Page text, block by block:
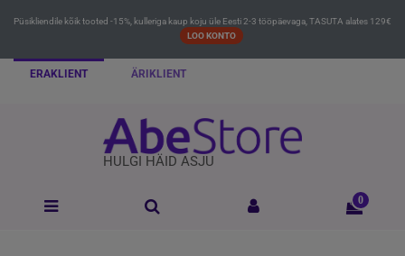
Püsikliendile kõik tooted -15%, kulleriga kaup koju üle Eesti 2-3 tööpäevaga, TASUTA alates 129€
LOO KONTO
ERAKLIENT ÄRIKLIENT
HULGI HÄID ASJU
0